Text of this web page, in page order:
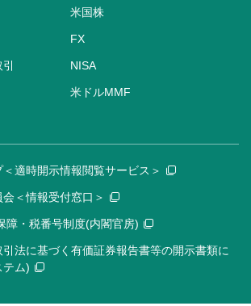
米国株
FX
NISA
米ドルMMF
適時開示情報閲覧サービス＞
＜情報受付窓口＞
障・税番号制度(内閣官房)
法に基づく有価証券報告書等の開示書類に
テム)